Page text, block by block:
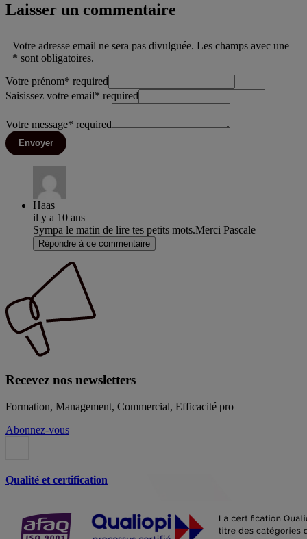
Laisser un commentaire
Votre adresse email ne sera pas divulguée. Les champs avec une
* sont obligatoires.
Votre prénom* required
Saisissez votre email* required
Votre message* required
Envoyer
Haas
il y a 10 ans
Sympa le matin de lire tes petits mots.Merci Pascale
Répondre à ce commentaire
Recevez nos newsletters
Formation, Management, Commercial, Efficacité pro
Abonnez-vous
Qualité et certification